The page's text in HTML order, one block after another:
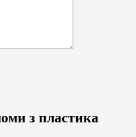
з пластика